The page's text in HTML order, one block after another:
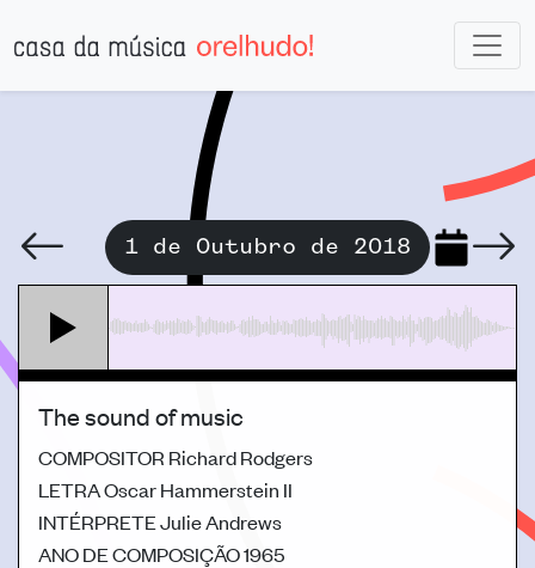
1 de Outubro de 2018
The sound of music
COMPOSITOR Richard Rodgers
LETRAOscar Hammerstein II
INTÉRPRETEJulie Andrews
ANO DE COMPOSIÇÃO1965